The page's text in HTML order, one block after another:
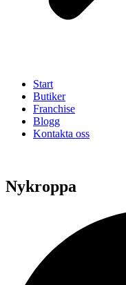
Start
Butiker
Franchise
Blogg
Kontakta oss
Nykroppa